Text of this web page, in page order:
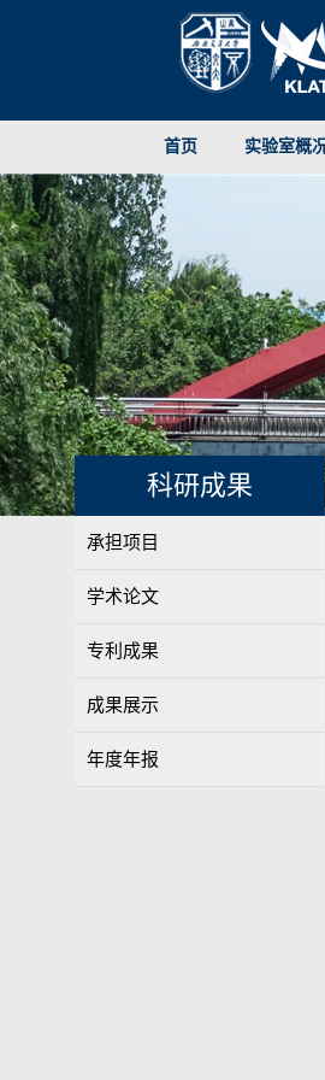
首页 实验室概
科研成果
承担项目
学术论文
专利成果
成果展示
年度年报